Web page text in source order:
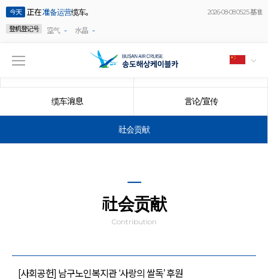
今天 正在准备运营缆车。
2026-08-08 05:25 基准
登机登记号
空气 - 水晶 -
缆车消息 言论/宣传
社会贡献
社会贡献
Contribution
[사회공헌] 남구노인복지관 ‘사랑의 쌀독’ 후원